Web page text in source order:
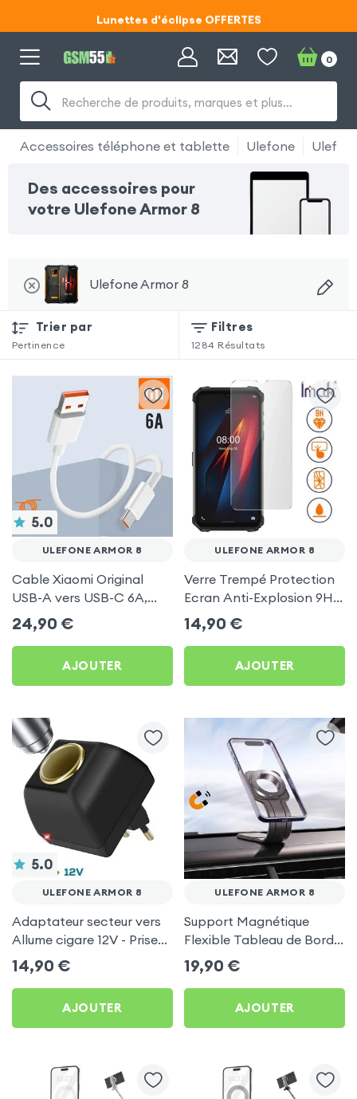
Lunettes d'éclipse OFFERTES
Code ECLIPSE55
Code ECLIPSE55
Recherche de produits, marques et plus…
0
Accessoires téléphone et tablette Ulefone
Des accessoires pour
votre Ulefone Armor 8
Ulefone Armor 8
Trier par
Pertinence
Filtres
1284 Résultats
5.0
ULEFONE ARMOR 8
Cable Xiaomi Original
USB-A vers USB-C 6A,
Charge Rapide et
Synchronisation - Blanc
pour Ulefone Armor 8
24,90 €
AJOUTER
ULEFONE ARMOR 8
Verre Trempé Protection
Ecran Anti-Explosion 9H
Bords Biseautés, Imak -
Transparent pour Ulefone
Armor 8
14,90 €
AJOUTER
5.0
ULEFONE ARMOR 8
Adaptateur secteur vers
Allume cigare 12V - Prise
220V Noir
14,90 €
AJOUTER
ULEFONE ARMOR 8
Support Magnétique
Flexible Tableau de Bord
et Écran central pour
Ulefone Armor 8
19,90 €
AJOUTER